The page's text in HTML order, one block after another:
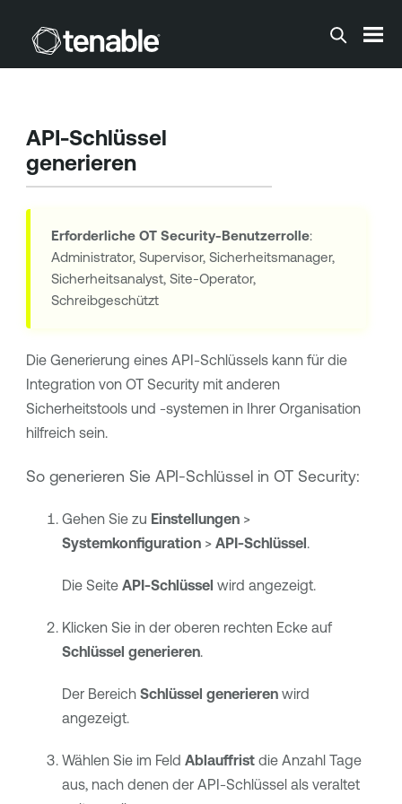
Zum Hauptinhalt springen
API-Schlüssel
generieren
Erforderliche OT Security-Benutzerrolle:
Administrator, Supervisor, Sicherheitsmanager,
Sicherheitsanalyst, Site-Operator,
Schreibgeschützt
Die Generierung eines API-Schlüssels kann für die
Integration von OT Securitymit anderen
Sicherheitstools und -systemen in Ihrer Organisation
hilfreich sein.
So generieren Sie API-Schlüssel in OT Security:
Gehen Sie zu Einstellungen>
Systemkonfiguration> API-Schlüssel .
Die Seite API-Schlüssel wird angezeigt.
Klicken Sie in der oberen rechten Ecke auf
Schlüssel generieren.
Der Bereich Schlüssel generierenwird
angezeigt.
Wählen Sie im Feld Ablauffristdie Anzahl Tage
aus, nach denen der API-Schlüssel als veraltet